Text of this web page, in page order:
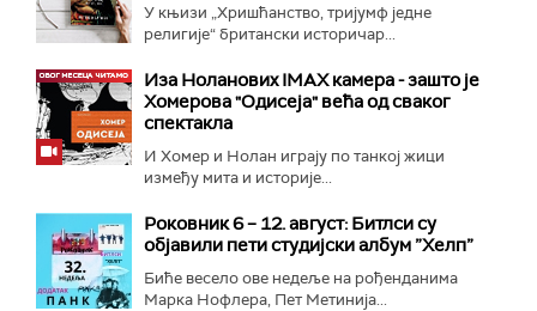
У књизи „Хришћанство, тријумф једне
религије“ британски историчар...
Иза Ноланових IMAX камера - зашто је
Хомерова "Одисеја" већа од сваког
спектакла
И Хомер и Нолан играју по танкој жици
између мита и историје...
Роковник 6 – 12. август: Битлси су
објавили пети студијски албум ”Хелп”
Биће весело ове недеље на рођенданима
Марка Нофлера, Пет Метинија...